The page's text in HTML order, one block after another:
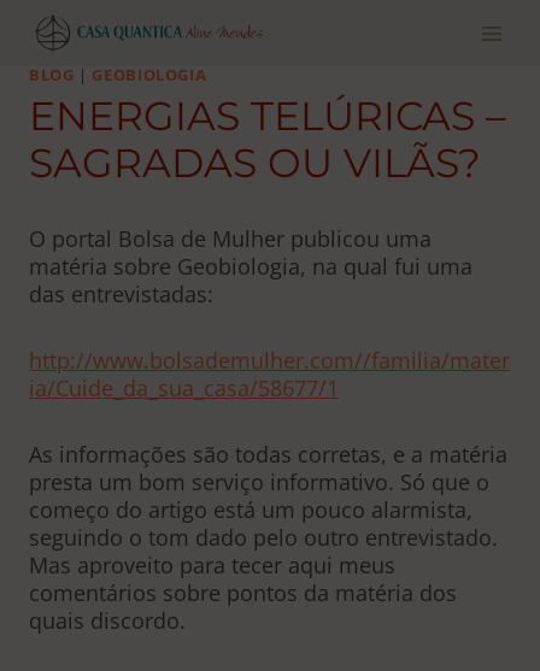
Pular
para
conteúdo
BLOG | GEOBIOLOGIA
ENERGIAS TELÚRICAS –
SAGRADAS OU VILÃS?
O portal Bolsa de Mulher publicou uma
matéria sobre Geobiologia, na qual fui uma
das entrevistadas:
http://www.bolsademulher.com//familia/mater
ia/Cuide_da_sua_casa/58677/1
As informações são todas corretas, e a matéria
presta um bom serviço informativo. Só que o
começo do artigo está um pouco alarmista,
seguindo o tom dado pelo outro entrevistado.
Mas aproveito para tecer aqui meus
comentários sobre pontos da matéria dos
quais discordo.